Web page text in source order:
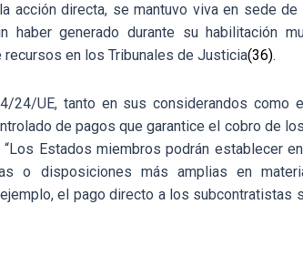
acción directa, se mantuvo viva en sede
generado durante su habilitación
en los Tribunales de Justicia(36).
24/UE, tanto en sus considerandos como
de pagos que garantice el cobro de
Estados miembros podrán establecer
o disposiciones más amplias en
el pago directo a los subcontratistas